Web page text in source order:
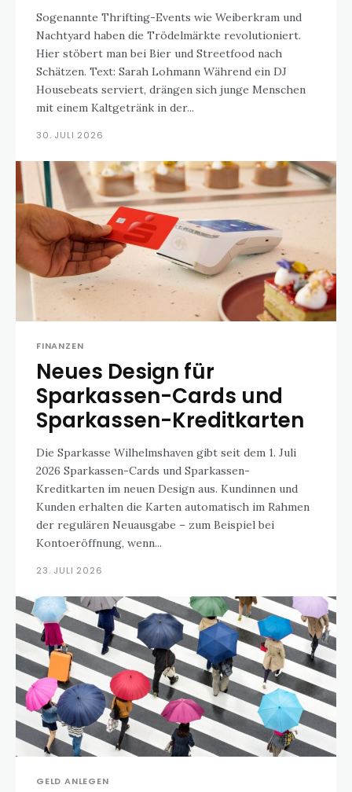
Sogenannte Thrifting-Events wie Weiberkram und
Nachtyard haben die Trödelmärkte revolutioniert.
Hier stöbert man bei Bier und Streetfood nach
Schätzen. Text: Sarah Lohmann Während ein DJ
Housebeats serviert, drängen sich junge Menschen
mit einem Kaltgetränk in der...
30. JULI 2026
FINANZEN
Neues Design für
Sparkassen-Cards und
Sparkassen-Kreditkarten
Die Sparkasse Wilhelmshaven gibt seit dem 1. Juli
2026 Sparkassen-Cards und Sparkassen-
Kreditkarten im neuen Design aus. Kundinnen und
Kunden erhalten die Karten automatisch im Rahmen
der regulären Neuausgabe – zum Beispiel bei
Kontoeröffnung, wenn...
23. JULI 2026
GELD ANLEGEN